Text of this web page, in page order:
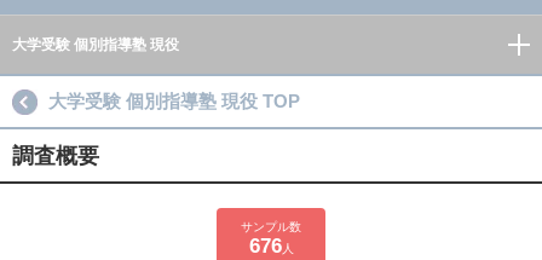
大学受験 個別指導塾 現役
大学受験 個別指導塾 現役 TOP
調査概要
サンプル数
676人